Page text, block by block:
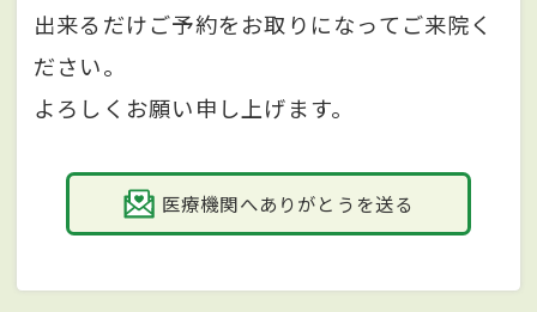
出来るだけご予約をお取りになってご来院く
ださい。
よろしくお願い申し上げます。
医療機関へありがとうを送る